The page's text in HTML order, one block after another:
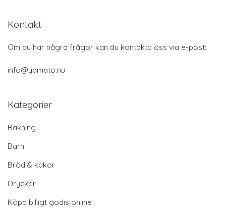
Kontakt
Om du har några frågor kan du kontakta oss via e-post:
info@yamato.nu
Kategorier
Bakning
Barn
Bröd & kakor
Drycker
Köpa billigt godis online